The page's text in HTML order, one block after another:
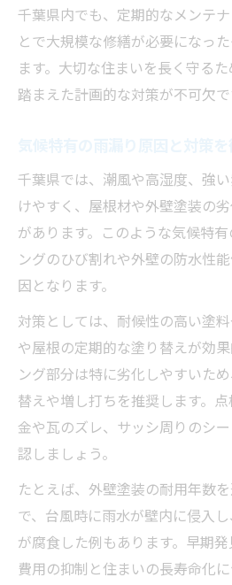
千葉県内でも、定期的なメンテ
とで大規模な修繕が必要になっ
ます。大切な住まいを長く守る
踏まえた計画的な対策が不可欠で
千葉県では、潮風や高湿度、強
けやすく、屋根材や外壁塗装の
があります。このような気候特
ングのひび割れや外壁の防水性
因となります。
対策としては、耐候性の高い塗
や屋根の定期的な塗り替えが効
ング部分は特に劣化しやすいた
替えや増し打ちを推奨します。
金や瓦のズレ、サッシ周りのシ
認しましょう。
たとえば、外壁塗装の耐用年数
で、台風時に雨水が壁内に侵入
が腐食した例もあります。早期
費用の抑制と住まいの長寿命化に